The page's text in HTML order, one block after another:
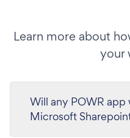
Learn more about
your
Will any POWR app
Microsoft